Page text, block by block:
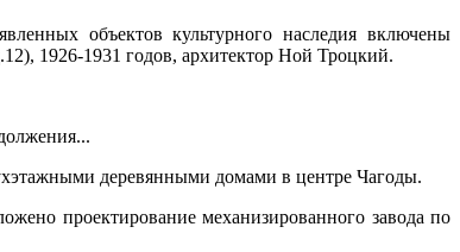
объектов культурного наследия включены
1926-1931 годов, архитектор Ной Троцкий.
деревянными домами в центре Чагоды.
проектирование механизированного завода по